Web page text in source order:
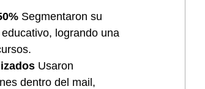
Segmentaron su
logrando una
Usaron
dentro del mail,